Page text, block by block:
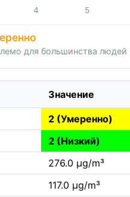
4 5
для большинства людей
Значение
2 (Умеренно)
2 (Низкий)
276.0 µg/m³
117.0 µg/m³